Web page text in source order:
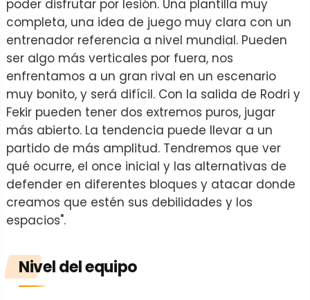
poder disfrutar por lesión. Una plantilla muy
completa, una idea de juego muy clara con un
entrenador referencia a nivel mundial. Pueden
ser algo más verticales por fuera, nos
enfrentamos a un gran rival en un escenario
muy bonito, y será difícil. Con la salida de Rodri y
Fekir pueden tener dos extremos puros, jugar
más abierto. La tendencia puede llevar a un
partido de más amplitud. Tendremos que ver
qué ocurre, el once inicial y las alternativas de
defender en diferentes bloques y atacar donde
creamos que estén sus debilidades y los
espacios".
Nivel del equipo